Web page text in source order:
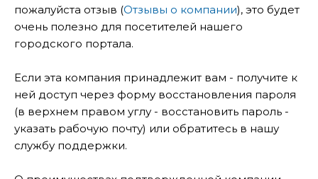
пожалуйста отзыв (Отзывы о компании), это будет
очень полезно для посетителей нашего
городского портала.
Если эта компания принадлежит вам - получите к
ней доступ через форму восстановления пароля
(в верхнем правом углу - восстановить пароль -
указать рабочую почту) или обратитесь в нашу
службу поддержки.